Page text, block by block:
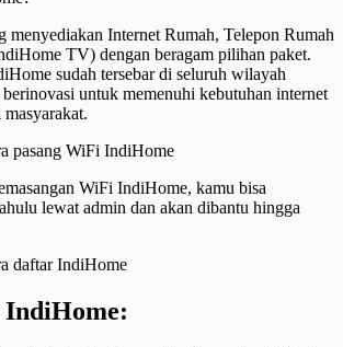
menyediakan Internet Rumah, Telepon Rumah
TV) dengan beragam pilihan paket.
sudah tersebar di seluruh wilayah
untuk memenuhi kebutuhan internet
pasang WiFi IndiHome
WiFi IndiHome, kamu bisa
lewat admin dan akan dibantu hingga
daftar IndiHome